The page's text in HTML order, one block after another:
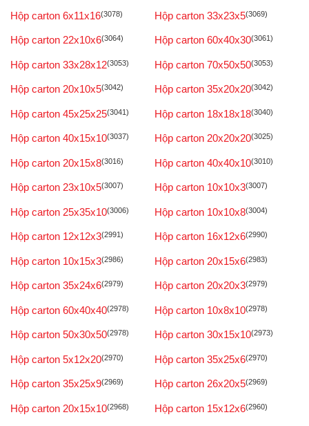
Hộp carton 6x11x16(3078) Hộp carton 33x23x5(3069)
Hộp carton 22x10x6(3064) Hộp carton 60x40x30(3061)
Hộp carton 33x28x12(3053) Hộp carton 70x50x50(3053)
Hộp carton 20x10x5(3042) Hộp carton 35x20x20(3042)
Hộp carton 45x25x25(3041) Hộp carton 18x18x18(3040)
Hộp carton 40x15x10(3037) Hộp carton 20x20x20(3025)
Hộp carton 20x15x8(3016) Hộp carton 40x40x10(3010)
Hộp carton 23x10x5(3007) Hộp carton 10x10x3(3007)
Hộp carton 25x35x10(3006) Hộp carton 10x10x8(3004)
Hộp carton 12x12x3(2991) Hộp carton 16x12x6(2990)
Hộp carton 10x15x3(2986) Hộp carton 20x15x6(2983)
Hộp carton 35x24x6(2979) Hộp carton 20x20x3(2979)
Hộp carton 60x40x40(2978) Hộp carton 10x8x10(2978)
Hộp carton 50x30x50(2978) Hộp carton 30x15x10(2973)
Hộp carton 5x12x20(2970) Hộp carton 35x25x6(2970)
Hộp carton 35x25x9(2969) Hộp carton 26x20x5(2969)
Hộp carton 20x15x10(2968) Hộp carton 15x12x6(2960)